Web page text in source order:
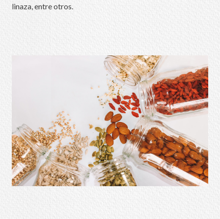
linaza, entre otros.